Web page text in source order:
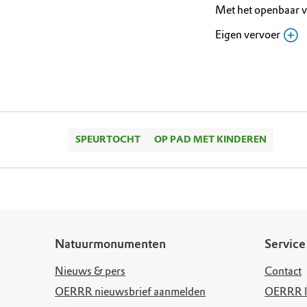
Met het openbaar
Bushalte
Eigen vervoer
SPEURTOCHT OP PAD MET KINDEREN
Natuurmonumenten
Nieuws & pers
OERRR nieuwsbrief aanmelden
Service
Contact
OERRR